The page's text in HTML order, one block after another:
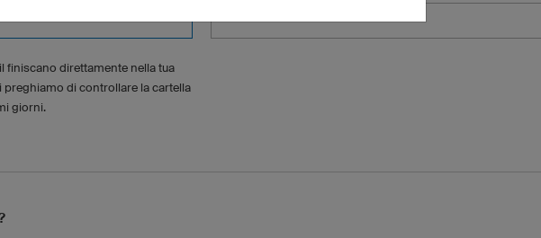
finiscano direttamente nella tua
preghiamo di controllare la cartella
giorni.